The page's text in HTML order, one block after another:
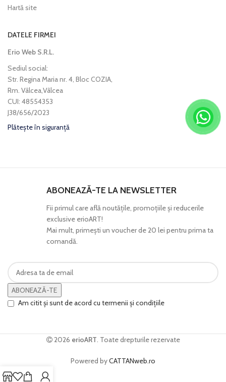
Hartă site
DATELE FIRMEI
Erio Web S.R.L.
Sediul social:
Str. Regina Maria nr. 4, Bloc COZIA,
Rm. Vâlcea,Vâlcea
CUI: 48554353
J38/656/2023
Plătește în siguranță
ABONEAZĂ-TE LA NEWSLETTER
Fii primul care află noutăţile, promoţiile şi reducerile
exclusive erioART!
Mai mult, primeşti un voucher de 20 lei pentru prima ta
comandă.
ABONEAZĂ-TE
Am citit și sunt de acord cu termenii și condițiile
2026 erioART. Toate drepturile rezervate
Powered byCATTANweb.ro